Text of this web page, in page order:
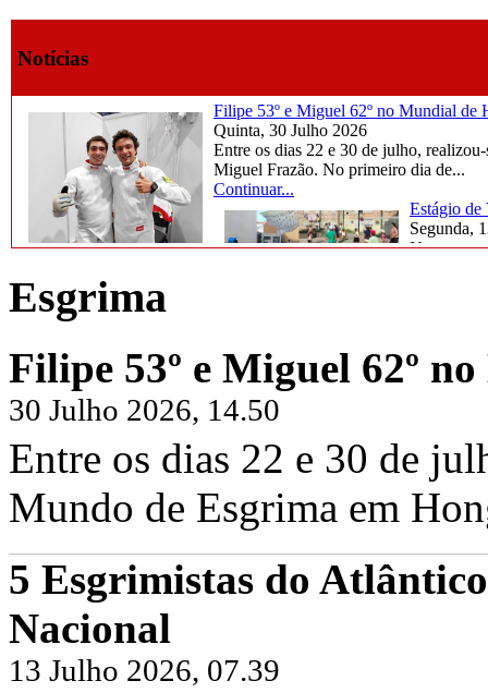
Notícias
Filipe 53º e Miguel 62º no Mundial de
Quinta, 30 Julho 2026
Entre os dias 22 e 30 de julho,
Miguel Frazão. No primeiro dia de...
Continuar...
Estágio de
Segunda,
Na
Frazão, juntamente com os...
Continuar...
Esgrima
Filipe 53º e Miguel 62º
30 Julho 2026, 14.50
Entre os dias 22 e 30 de
Mundo de Esgrima em
5 Esgrimistas do
Nacional
13 Julho 2026, 07.39